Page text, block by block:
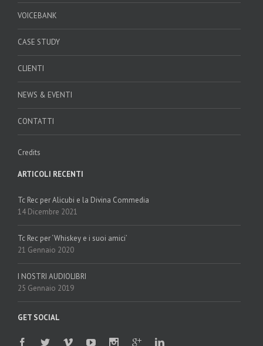
VOICEBANK
CASE STUDY
CLIENTI
NEWS & EVENTI
CONTATTI
Credits
ARTICOLI RECENTI
Tc Rec per Alicubi e la Divina Commedia
14 Dicembre 2021
Tc Rec per ‘Whiskey e i suoi amici’
21 Gennaio 2020
I NOSTRI AUDIOLIBRI
25 Gennaio 2019
GET SOCIAL